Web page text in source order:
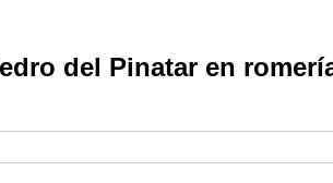
del Pinatar en